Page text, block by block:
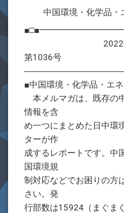
中国環境・化学品・
2022年10月
第1036号
■中国環境・化学品・エ
本メルマガは、既存の
情報を含
め一つにまとめた日中環
ターが作
成するレポートです。中
国環境規
制対応などでお困りの方
さい。発
行部数は15924（まぐま